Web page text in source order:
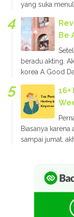
yang suka
Be
beradu akting.
korea A Good
Biasanya
sampai jumat,